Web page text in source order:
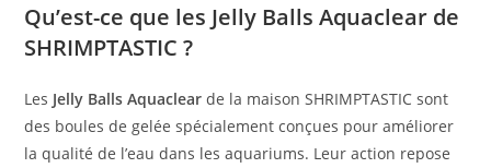
Qu’est-ce que les Jelly Balls Aquaclear de
SHRIMPTASTIC ?
Les Jelly Balls Aquaclear de la maison SHRIMPTASTIC sont
des boules de gelée spécialement conçues pour améliorer
la qualité de l’eau dans les aquariums. Leur action repose